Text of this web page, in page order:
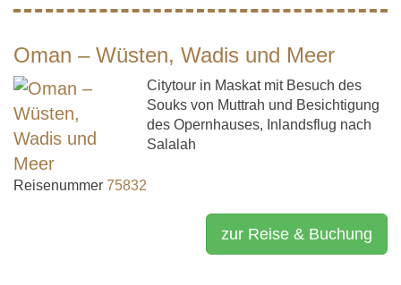
Oman – Wüsten, Wadis und Meer
Citytour in Maskat mit Besuch des
Souks von Muttrah und Besichtigung
des Opernhauses, Inlandsflug nach
Salalah
Reisenummer 75832
zur Reise & Buchung